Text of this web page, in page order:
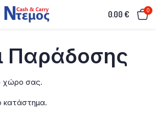
0.00€ 0
Παράδοσης
χώρο σας.